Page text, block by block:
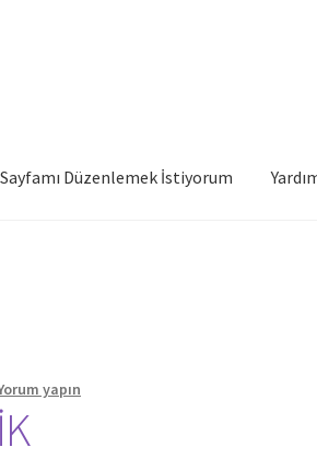
Sayfamı Düzenlemek İstiyorum
yapın